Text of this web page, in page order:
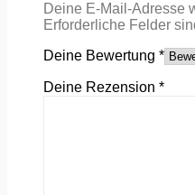
Deine E-Mail-Adresse
Erforderliche Felder
Deine Bewertung *
Deine Rezension *